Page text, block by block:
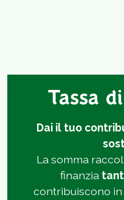
Tassa
Dai il tuo
La somma
finanzia
contribuiscono